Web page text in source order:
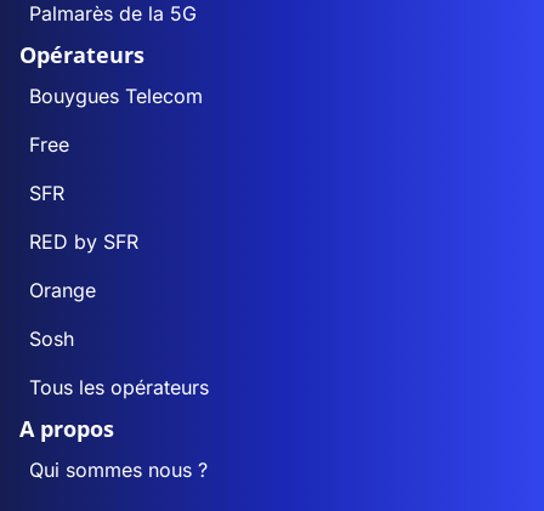
Palmarès de la 5G
Opérateurs
Bouygues Telecom
Free
SFR
RED by SFR
Orange
Sosh
Tous les opérateurs
A propos
Qui sommes nous ?